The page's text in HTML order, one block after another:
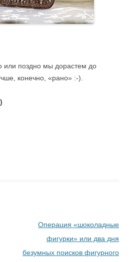
или поздно мы дорастем до
конечно, «рано» :-).
Операция «шоколадные
фигурки» или два дня
безумных поисков фигурного